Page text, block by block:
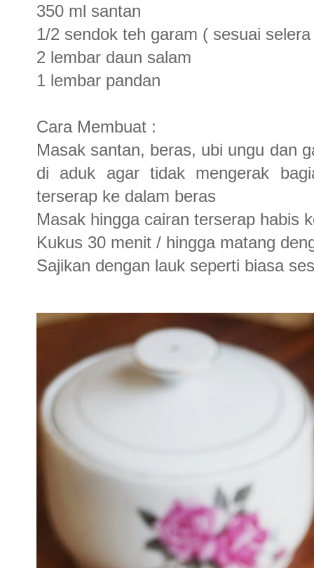
350 ml santan
1/2 sendok teh garam ( sesuai
2 lembar daun salam
1 lembar pandan
Cara Membuat :
Masak santan, beras, ubi ungu dan
di aduk agar tidak mengerak
terserap ke dalam beras
Masak hingga cairan terserap habis
Kukus 30 menit / hingga matang
Sajikan dengan lauk seperti biasa